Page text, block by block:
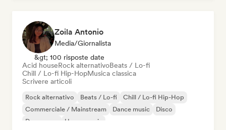
Zoila Antonio
Media/Giornalista
&gt; 100 risposte date
Acid houseRock alternativoBeats / Lo-fi
Chill / Lo-fi Hip-HopMusica classica
Scrivere articoli
Rock alternativo Beats / Lo-fi
Chill / Lo-fi Hip-Hop
Commerciale / Mainstream
Dance music
Disco
Dream pop
House music